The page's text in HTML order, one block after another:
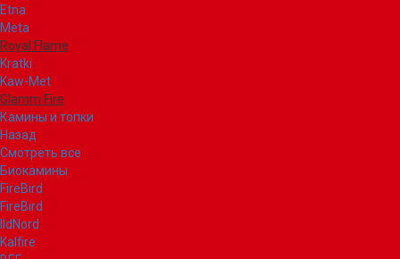
Etna
Meta
Royal Flame
Kratki
Kaw-Met
Glamm Fire
Камины и топки
Назад
Смотреть все
Биокамины
FireBird
FireBird
IldNord
Kalfire